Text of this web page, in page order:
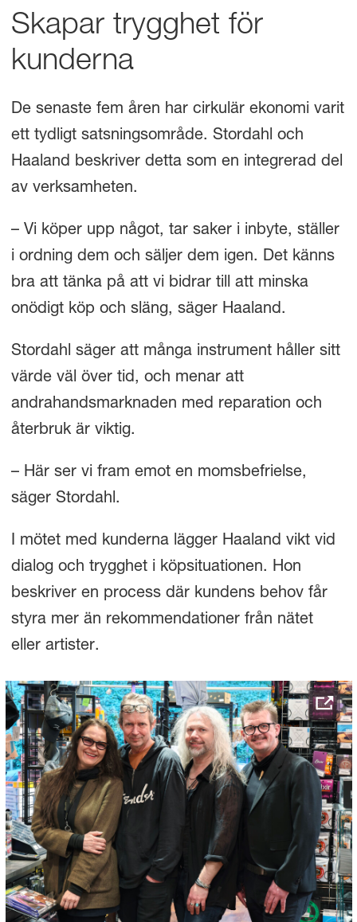
Skapar trygghet för
kunderna
De senaste fem åren har cirkulär ekonomi varit
ett tydligt satsningsområde. Stordahl och
Haaland beskriver detta som en integrerad del
av verksamheten.
– Vi köper upp något, tar saker i inbyte, ställer
i ordning dem och säljer dem igen. Det känns
bra att tänka på att vi bidrar till att minska
onödigt köp och släng, säger Haaland.
Stordahl säger att många instrument håller sitt
värde väl över tid, och menar att
andrahandsmarknaden med reparation och
återbruk är viktig.
– Här ser vi fram emot en momsbefrielse,
säger Stordahl.
I mötet med kunderna lägger Haaland vikt vid
dialog och trygghet i köpsituationen. Hon
beskriver en process där kundens behov får
styra mer än rekommendationer från nätet
eller artister.